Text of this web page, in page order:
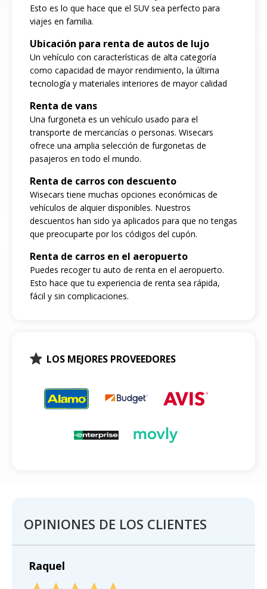
Esto es lo que hace que el SUV sea perfecto para
viajes en familia.
Ubicación para renta de autos de lujo
Un vehículo con características de alta categoría
como capacidad de mayor rendimiento, la última
tecnología y materiales interiores de mayor calidad
Renta de vans
Una furgoneta es un vehículo usado para el
transporte de mercancías o personas. Wisecars
ofrece una amplia selección de furgonetas de
pasajeros en todo el mundo.
Renta de carros con descuento
Wisecars tiene muchas opciones económicas de
vehículos de alquier disponibles. Nuestros
descuentos han sido ya aplicados para que no tengas
que preocuparte por los códigos del cupón.
Renta de carros en el aeropuerto
Puedes recoger tu auto de renta en el aeropuerto.
Esto hace que tu experiencia de renta sea rápida,
fácil y sin complicaciones.
LOS MEJORES PROVEEDORES
OPINIONES DE LOS CLIENTES
Raquel